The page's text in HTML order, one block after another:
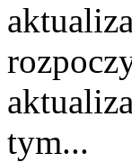
tym...